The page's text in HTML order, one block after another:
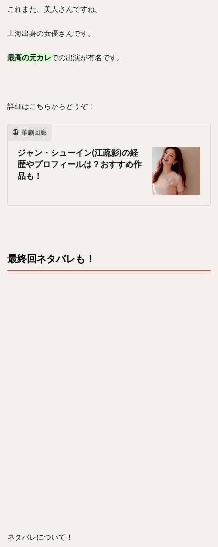
これまた、美人さんですね。
上海出身の女優さんです。
最高の元カレでの出演が有名です。
詳細はこちらからどうぞ！
華劇回廊
ジャン・シューイン(江疏影)の経
歴やプロフィールは？おすすめ作
品も！
最終回ネタバレも！
ネタバレについて！